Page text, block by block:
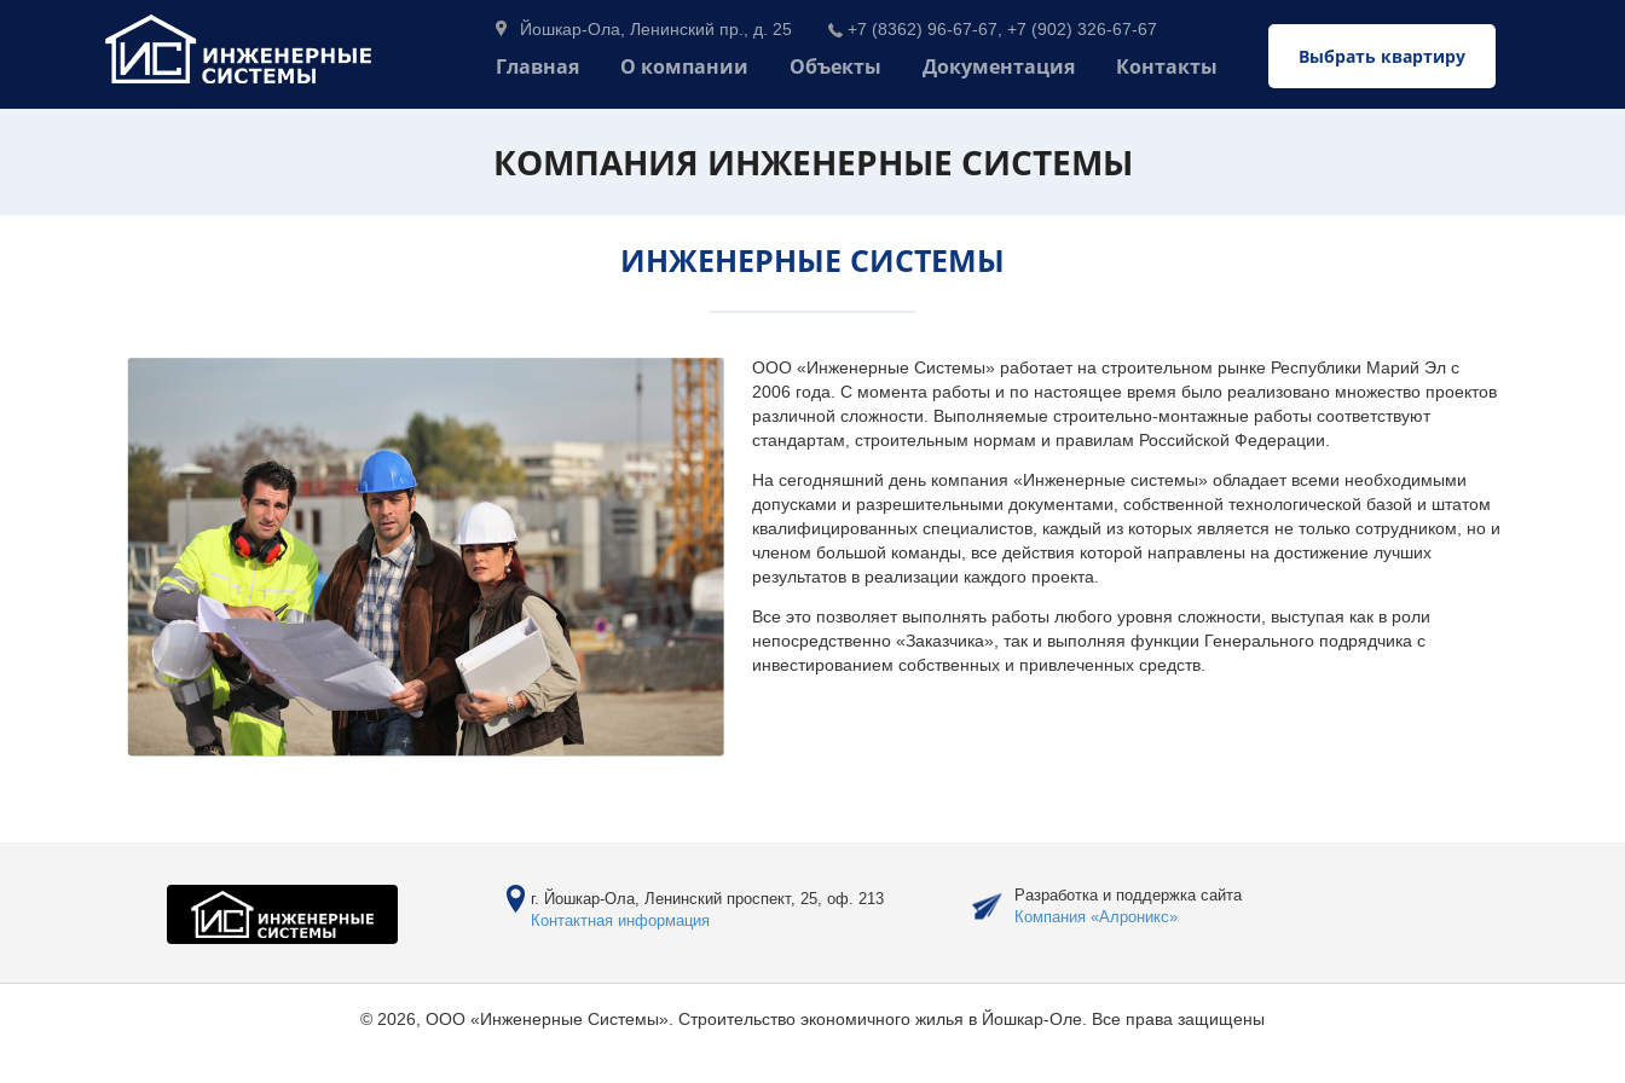
Выбрать квартиру
Йошкар-Ола, Ленинский пр., д. 25 +7 (8362) 96-67-67, +7 (902) 326-67-67
Главная О компании Объекты Документация Контакты
КОМПАНИЯ ИНЖЕНЕРНЫЕ СИСТЕМЫ
ИНЖЕНЕРНЫЕ СИСТЕМЫ
ООО «Инженерные Системы» работает на строительном рынке Республики Марий Эл с
2006 года. С момента работы и по настоящее время было реализовано множество проектов
различной сложности. Выполняемые строительно-монтажные работы соответствуют
стандартам, строительным нормам и правилам Российской Федерации.
На сегодняшний день компания «Инженерные системы» обладает всеми необходимыми
допусками и разрешительными документами, собственной технологической базой и штатом
квалифицированных специалистов, каждый из которых является не только сотрудником, но и
членом большой команды, все действия которой направлены на достижение лучших
результатов в реализации каждого проекта.
Все это позволяет выполнять работы любого уровня сложности, выступая как в роли
непосредственно «Заказчика», так и выполняя функции Генерального подрядчика с
инвестированием собственных и привлеченных средств.
г. Йошкар-Ола, Ленинский проспект, 25, оф. 213
Контактная информация
Разработка и поддержка сайта
Компания «Алроникс»
© 2026, ООО «Инженерные Системы». Строительство экономичного жилья в Йошкар-Оле. Все права защищены